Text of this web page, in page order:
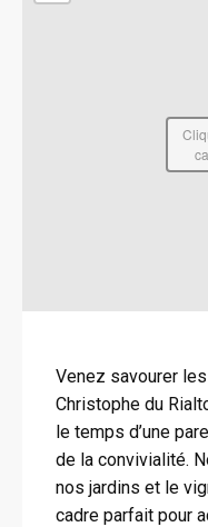
Venez savourer
Christophe du
le temps d’une
de la convivialité.
nos jardins et le
cadre parfait pour